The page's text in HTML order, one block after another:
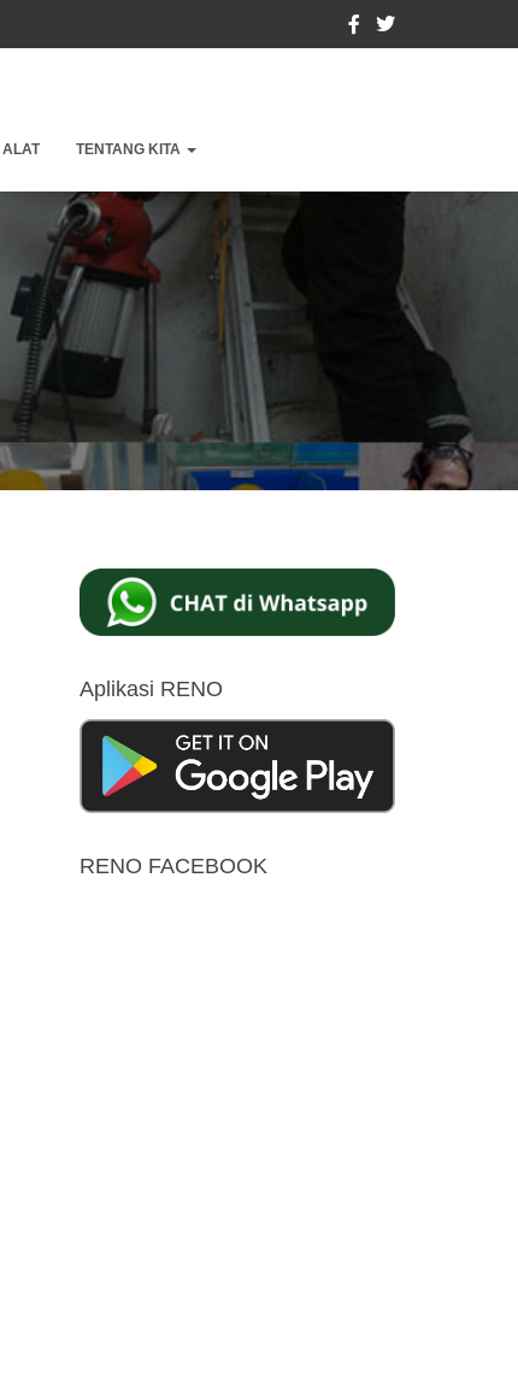
ALAT TENTANG KITA
Aplikasi RENO
RENO FACEBOOK